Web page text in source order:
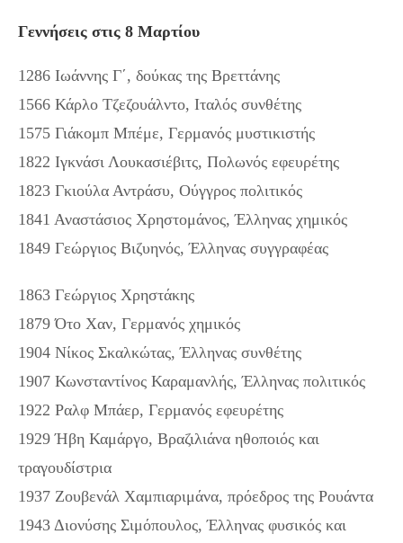
Γεννήσεις στις 8 Μαρτίου
1286 Ιωάννης Γ΄, δούκας της Βρεττάνης
1566 Κάρλο Τζεζουάλντο, Ιταλός συνθέτης
1575 Γιάκομπ Μπέμε, Γερμανός μυστικιστής
1822 Ιγκνάσι Λουκασιέβιτς, Πολωνός εφευρέτης
1823 Γκιούλα Αντράσυ, Ούγγρος πολιτικός
1841 Αναστάσιος Χρηστομάνος, Έλληνας χημικός
1849 Γεώργιος Βιζυηνός, Έλληνας συγγραφέας
1863 Γεώργιος Χρηστάκης
1879 Ότο Χαν, Γερμανός χημικός
1904 Νίκος Σκαλκώτας, Έλληνας συνθέτης
1907 Κωνσταντίνος Καραμανλής, Έλληνας πολιτικός
1922 Ραλφ Μπάερ, Γερμανός εφευρέτης
1929 Ήβη Καμάργο, Βραζιλιάνα ηθοποιός και
τραγουδίστρια
1937 Ζουβενάλ Χαμπιαριμάνα, πρόεδρος της Ρουάντα
1943 Διονύσης Σιμόπουλος, Έλληνας φυσικός και